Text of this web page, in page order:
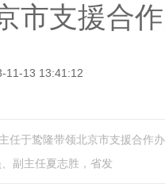
市支援合
11-13 13:41:12
任于鸷隆带领北京市支援合作
副主任夏志胜，省发